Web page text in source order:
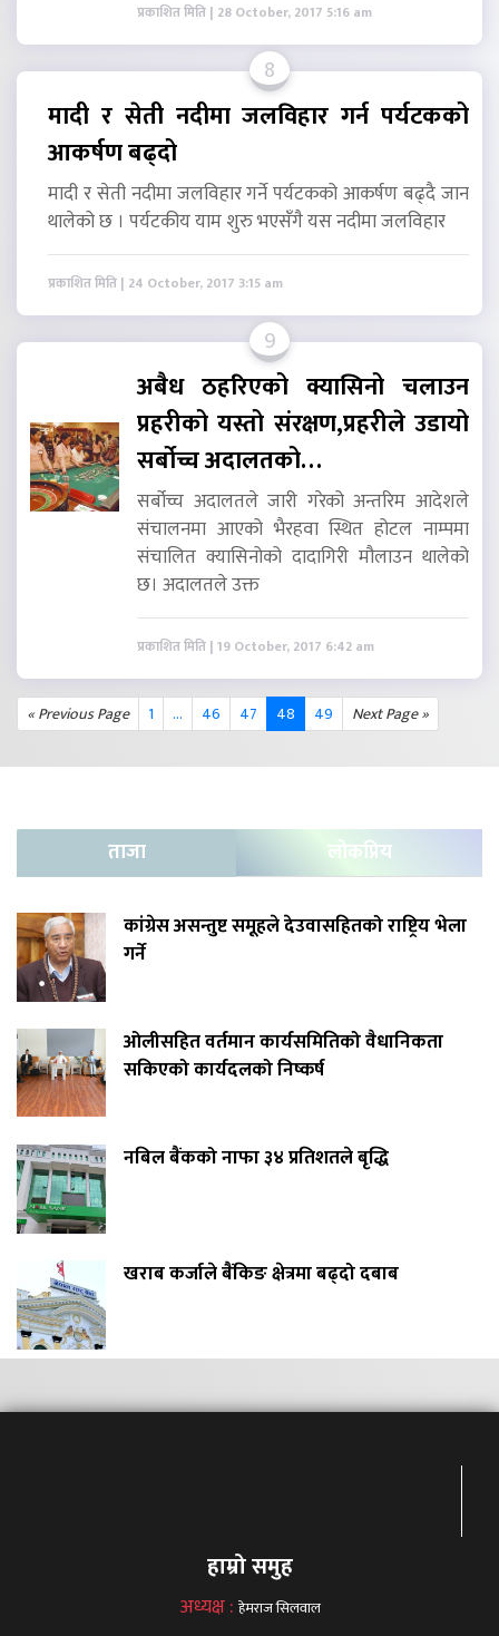
प्रकाशित मिति | 28 October, 2017 5:16 am
8
मादी र सेती नदीमा जलविहार गर्न पर्यटकको
आकर्षण बढ्दो
मादी र सेती नदीमा जलविहार गर्ने पर्यटकको आकर्षण बढ्दै जान
थालेको छ । पर्यटकीय याम शुरु भएसँगै यस नदीमा जलविहार
प्रकाशित मिति | 24 October, 2017 3:15 am
9
अबैध ठहरिएको क्यासिनो चलाउन
प्रहरीको यस्तो संरक्षण,प्रहरीले उडायो
सर्बोच्च अदालतको…
सर्बोच्च अदालतले जारी गरेको अन्तरिम आदेशले
संचालनमा आएको भैरहवा स्थित होटल नाम्पमा
संचालित क्यासिनोको दादागिरी मौलाउन थालेको
छ। अदालतले उक्त
प्रकाशित मिति | 19 October, 2017 6:42 am
« Previous Page 1 … 46 47 48 49 Next Page »
ताजा लोकप्रिय
कांग्रेस असन्तुष्ट समूहले देउवासहितको राष्ट्रिय भेला
गर्ने
ओलीसहित वर्तमान कार्यसमितिको वैधानिकता
सकिएको कार्यदलको निष्कर्ष
नबिल बैंकको नाफा ३४ प्रतिशतले बृद्धि
खराब कर्जाले बैंकिङ क्षेत्रमा बढ्दो दबाब
हाम्रो समुह
अध्यक्ष : हेमराज सिलवाल